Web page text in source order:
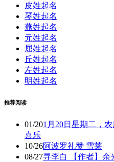
皮姓起名
琴姓起名
燕姓起名
元姓起名
屈姓起名
丘姓起名
左姓起名
明姓起名
推荐阅读
01/201月20日星期二，
喜乐
10/26阿波罗礼赞 雪莱
08/27寻李白 【作者】余